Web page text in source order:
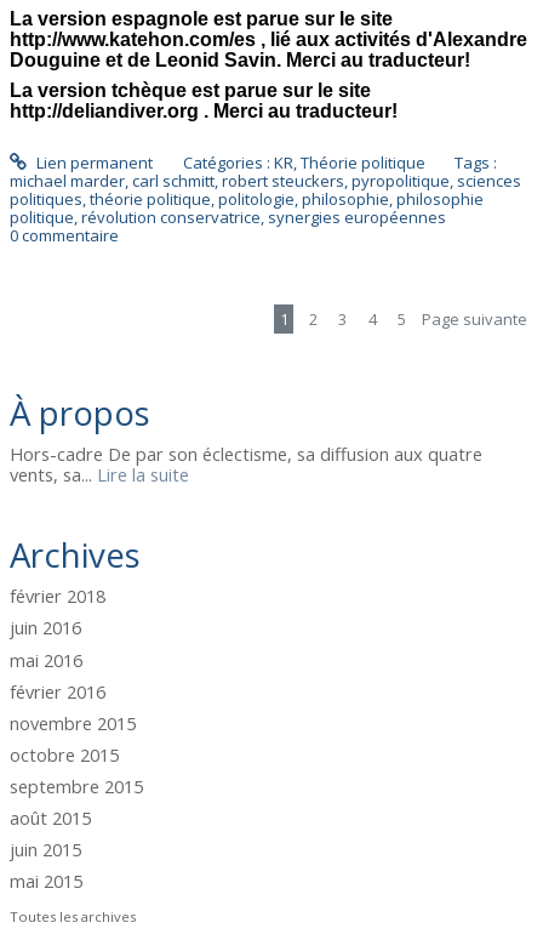
À propos
Hors-cadre De par son éclectisme, sa diffusion aux quatre
vents, sa... Lire la suite
Archives
février 2018
juin 2016
mai 2016
février 2016
novembre 2015
octobre 2015
septembre 2015
août 2015
juin 2015
mai 2015
Toutes les archives
La version espagnole est parue sur le site
http://www.katehon.com/es , lié aux activités d'Alexandre
Douguine et de Leonid Savin. Merci au traducteur!
La version tchèque est parue sur le site
http://deliandiver.org . Merci au traducteur!
Lien permanent Catégories : KR,Théorie politique
Tags :
michael marder,carl schmitt,robert steuckers,pyropolitique, sciences
politiques,théorie politique,politologie,philosophie,philosophie
politique,révolution conservatrice, synergies européennes
0commentaire
1 2 3 4 5 Page suivante